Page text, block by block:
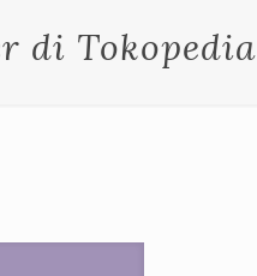
di Tokopedia